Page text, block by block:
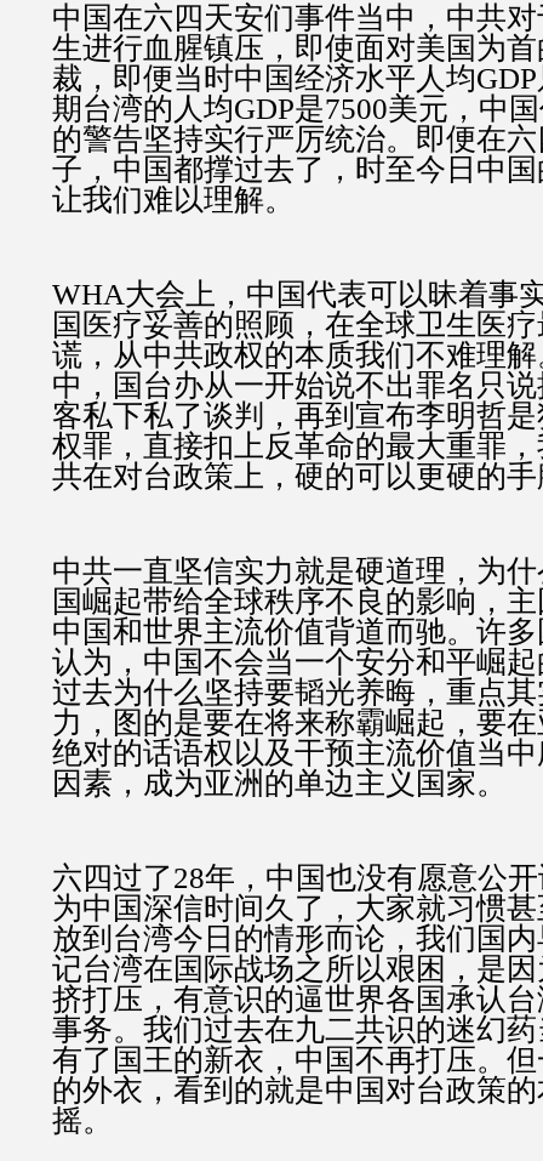
中国在六四天安们事件当中，中共
生进行血腥镇压，即使面对美国为
裁，即便当时中国经济水平人均
期台湾的人均GDP是7500美元，中
的警告坚持实行严厉统治。即便在
子，中国都撑过去了，时至今日中
让我们难以理解。
WHA大会上，中国代表可以昧着事
国医疗妥善的照顾，在全球卫生医
谎，从中共政权的本质我们不难理
中，国台办从一开始说不出罪名只
客私下私了谈判，再到宣布李明哲
权罪，直接扣上反革命的最大重罪
共在对台政策上，硬的可以更硬的
中共一直坚信实力就是硬道理，为
国崛起带给全球秩序不良的影响，
中国和世界主流价值背道而驰。许
认为，中国不会当一个安分和平崛
过去为什么坚持要韬光养晦，重点
力，图的是要在将来称霸崛起，要
绝对的话语权以及干预主流价值当
因素，成为亚洲的单边主义国家。
六四过了28年，中国也没有愿意公
为中国深信时间久了，大家就习惯
放到台湾今日的情形而论，我们国
记台湾在国际战场之所以艰困，是
挤打压，有意识的逼世界各国承认
事务。我们过去在九二共识的迷幻
有了国王的新衣，中国不再打压。
的外衣，看到的就是中国对台政策
摇。